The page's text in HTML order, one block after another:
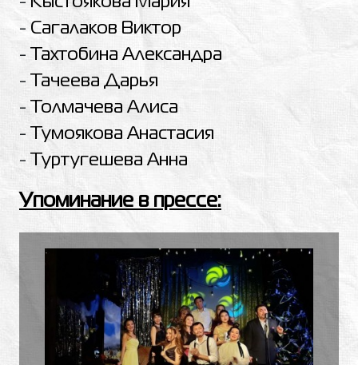
- Сагалаков Виктор
-
Тахтобина Александра
-
Тачеева Дарья
-
Толмачева Алиса
-
Тумоякова Анастасия
-
Туртугешева Анна
Упоминание в прессе: